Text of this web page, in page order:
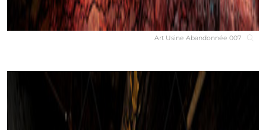
Art Usine Abandonnée 007